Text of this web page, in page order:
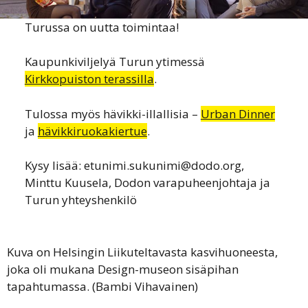
Turussa on uutta toimintaa!
Kaupunkiviljelyä Turun ytimessä
Kirkkopuiston terassilla.
Tulossa myös hävikki-illallisia – Urban Dinner
ja hävikkiruokakiertue.
Kysy lisää: etunimi.sukunimi@dodo.org,
Minttu Kuusela, Dodon varapuheenjohtaja ja
Turun yhteyshenkilö
Kuva on Helsingin Liikuteltavasta kasvihuoneesta,
joka oli mukana Design-museon sisäpihan
tapahtumassa. (Bambi Vihavainen)